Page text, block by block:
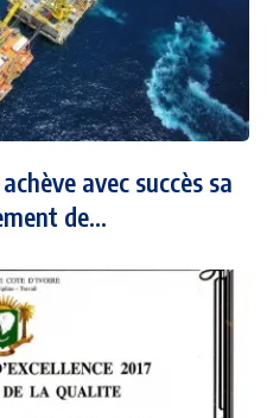
avec succès sa
de...